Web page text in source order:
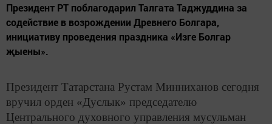
Президент РТ поблагодарил Талгата Таджуддина за
содействие в возрождении Древнего Болгара,
инициативу проведения праздника «Изге Болгар
җыены».
Президент Татарстана Рустам Минниханов сегодня
вручил орден «Дуслык» председателю
Центрального духовного управления мусульман